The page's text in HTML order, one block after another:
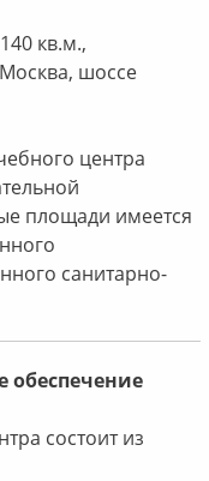
кв.м.,
шоссе
центра
площади имеется
санитарно-
состоит из